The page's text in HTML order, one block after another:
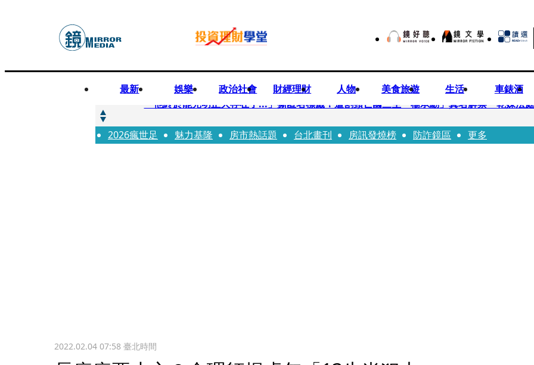
最新 娛樂 政治社會 財經理財 人物 美食旅遊 生活 車錶酒
快訊
「他終於能光明正大存在了...」撕匿名標籤！遭割頸亡國三生「楊承勳」真名解禁 乾妹法
快訊
12歲女兒天天幫化妝 孫儷有個專屬化妝師還讚媽媽底子好
2026瘋世足 魅力基隆 房市熱話題 台北畫刊 房訊發燒榜 防詐鏡區 更多
2022.02.04 07:58臺北時間